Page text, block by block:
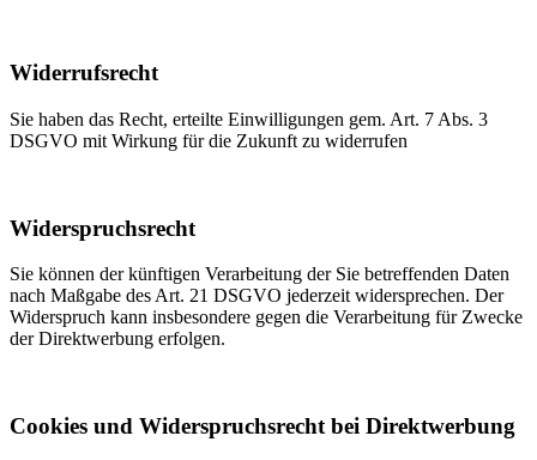
Widerrufsrecht
Sie haben das Recht, erteilte Einwilligungen gem. Art. 7 Abs. 3
DSGVO mit Wirkung für die Zukunft zu widerrufen
Widerspruchsrecht
Sie können der künftigen Verarbeitung der Sie betreffenden Daten
nach Maßgabe des Art. 21 DSGVO jederzeit widersprechen. Der
Widerspruch kann insbesondere gegen die Verarbeitung für Zwecke
der Direktwerbung erfolgen.
Cookies und Widerspruchsrecht bei Direktwerbung